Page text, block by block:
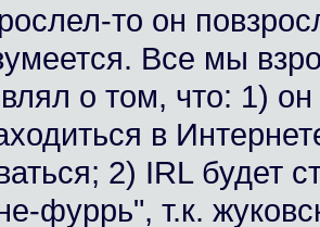
то он
Все мы
о том, что: 1)
в
2) IRL будет
фуррь", т.к.